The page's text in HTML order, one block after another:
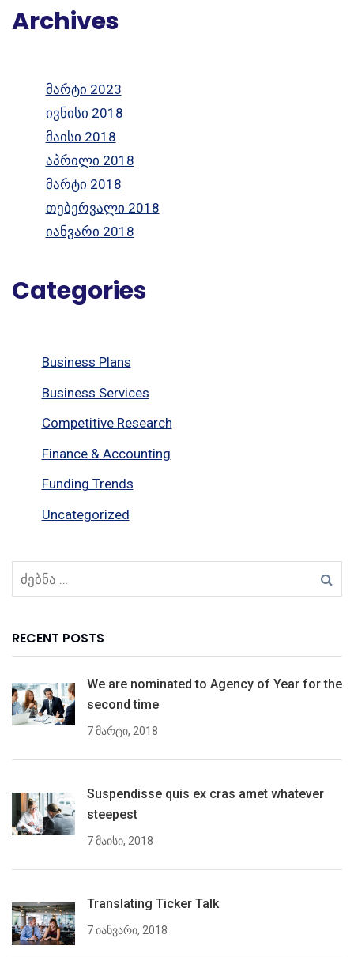
Archives
მარტი 2023
ივნისი 2018
მაისი 2018
აპრილი 2018
მარტი 2018
თებერვალი 2018
იანვარი 2018
Categories
Business Plans
Business Services
Competitive Research
Finance & Accounting
Funding Trends
Uncategorized
RECENT POSTS
We are nominated to Agency of Year for the
second time
7 მარტი, 2018
Suspendisse quis ex cras amet whatever
steepest
7 მაისი, 2018
Translating Ticker Talk
7 იანვარი, 2018